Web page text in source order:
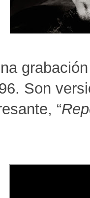
Son
“